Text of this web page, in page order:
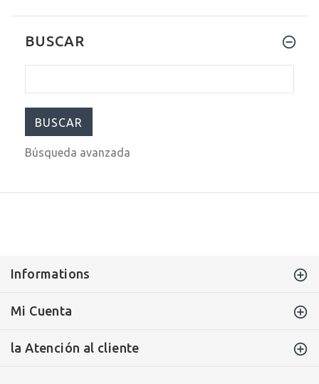
BUSCAR
Búsqueda avanzada
Informations
Mi Cuenta
la Atención al cliente